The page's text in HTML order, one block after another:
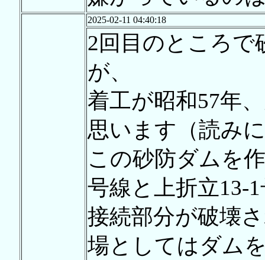
2025-02-11 04:40:18
2回目のところで
が、
着工が昭和57年
思います（読み
この砂防ダムを
号線と上折立13-
接続部分が破壊
場としてはダム